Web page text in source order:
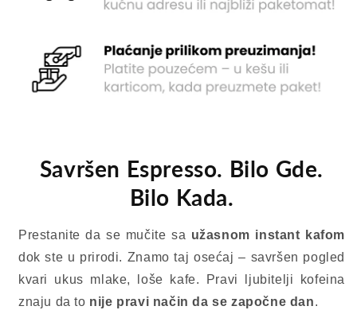
Savršen Espresso. Bilo Gde.
Bilo Kada.
Prestanite da se mučite sa užasnom instant kafom
dok ste u prirodi. Znamo taj osećaj – savršen pogled
kvari ukus mlake, loše kafe. Pravi ljubitelji kofeina
znaju da to nije pravi način da se započne dan.